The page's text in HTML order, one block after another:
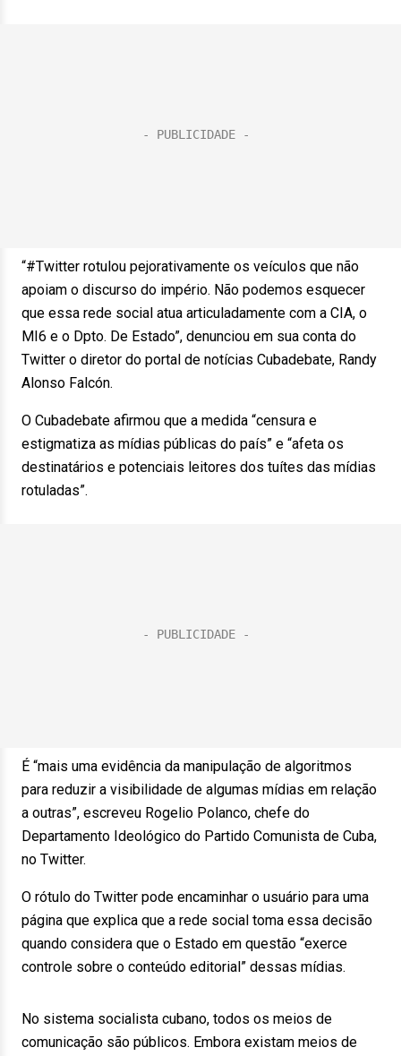
“#Twitter rotulou pejorativamente os veículos que não
apoiam o discurso do império. Não podemos esquecer
que essa rede social atua articuladamente com a CIA, o
MI6 e o Dpto. De Estado”, denunciou em sua conta do
Twitter o diretor do portal de notícias Cubadebate, Randy
Alonso Falcón.
O Cubadebate afirmou que a medida “censura e
estigmatiza as mídias públicas do país” e “afeta os
destinatários e potenciais leitores dos tuítes das mídias
rotuladas”.
É “mais uma evidência da manipulação de algoritmos
para reduzir a visibilidade de algumas mídias em relação
a outras”, escreveu Rogelio Polanco, chefe do
Departamento Ideológico do Partido Comunista de Cuba,
no Twitter.
O rótulo do Twitter pode encaminhar o usuário para uma
página que explica que a rede social toma essa decisão
quando considera que o Estado em questão “exerce
controle sobre o conteúdo editorial” dessas mídias.
No sistema socialista cubano, todos os meios de
comunicação são públicos. Embora existam meios de